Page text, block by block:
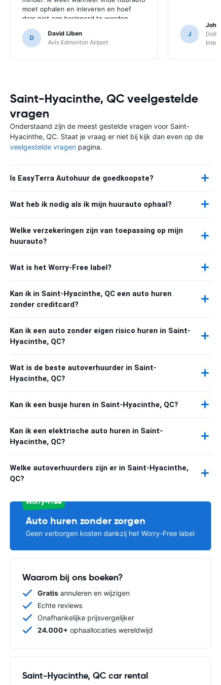
moet ophalen en inleveren en hoef
daar niet aan herinnerd te worden.
Gewoon de mail met de voucher is
voldoende.
D
David IJben
Avis Edmonton Airport
J
Saint-Hyacinthe, QC veelgestelde
vragen
Onderstaand zijn de meest gestelde vragen voor Saint-
Hyacinthe, QC. Staat je vraag er niet bij kijk dan even op de
veelgestelde vragen pagina.
Is EasyTerra Autohuur de goedkoopste?
Wat heb ik nodig als ik mijn huurauto ophaal?
Welke verzekeringen zijn van toepassing op mijn
huurauto?
Wat is het Worry-Free label?
Kan ik in Saint-Hyacinthe, QC een auto huren
zonder creditcard?
Kan ik een auto zonder eigen risico huren in Saint-
Hyacinthe, QC?
Wat is de beste autoverhuurder in Saint-
Hyacinthe, QC?
Kan ik een busje huren in Saint-Hyacinthe, QC?
Kan ik een elektrische auto huren in Saint-
Hyacinthe, QC?
Welke autoverhuurders zijn er in Saint-Hyacinthe,
QC?
Worry-Free
Auto huren zonder zorgen
Geen verborgen kosten dankzij het Worry-Free label
Waarom bij ons boeken?
Gratis annuleren en wijzigen
Echte reviews
Onafhankelijke prijsvergelijker
24.000+ ophaallocaties wereldwijd
Saint-Hyacinthe, QC car rental